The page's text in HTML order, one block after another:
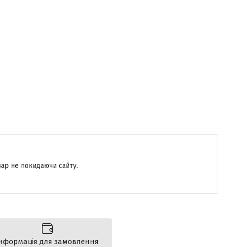
не покидаючи сайту.
для замовлення